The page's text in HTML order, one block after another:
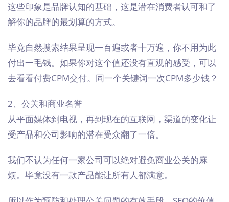
这些印象是品牌认知的基础，这是潜在消费者认可和了
解你的品牌的最划算的方式。
毕竟自然搜索结果呈现一百遍或者十万遍，你不用为此
付出一毛钱。如果你对这个值还没有直观的感受，可以
去看看付费CPM交付。同一个关键词一次CPM多少钱？
2、公关和商业名誉
从平面媒体到电视，再到现在的互联网，渠道的变化让
受产品和公司影响的潜在受众翻了一倍。
我们不认为任何一家公司可以绝对避免商业公关的麻
烦。毕竟没有一款产品能让所有人都满意。